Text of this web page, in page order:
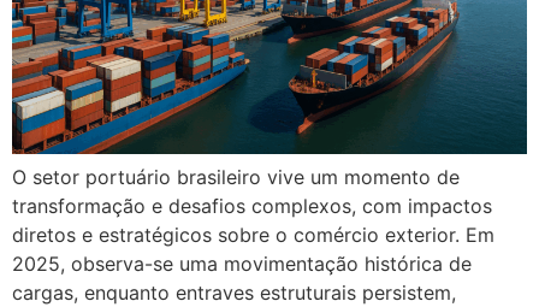
O setor portuário brasileiro vive um momento de
transformação e desafios complexos, com impactos
diretos e estratégicos sobre o comércio exterior. Em
2025, observa-se uma movimentação histórica de
cargas, enquanto entraves estruturais persistem,